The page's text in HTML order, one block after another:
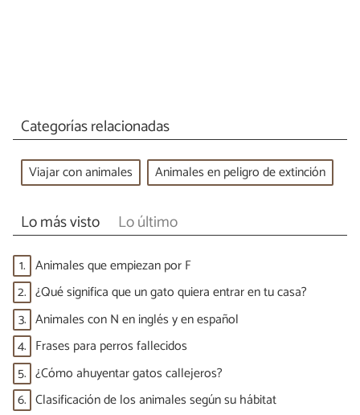
Categorías relacionadas
Viajar con animales Animales en peligro de extinción
Lo más visto Lo último
1. Animales que empiezan por F
2. ¿Qué significa que un gato quiera entrar en tu casa?
3. Animales con N en inglés y en español
4. Frases para perros fallecidos
5. ¿Cómo ahuyentar gatos callejeros?
6. Clasificación de los animales según su hábitat